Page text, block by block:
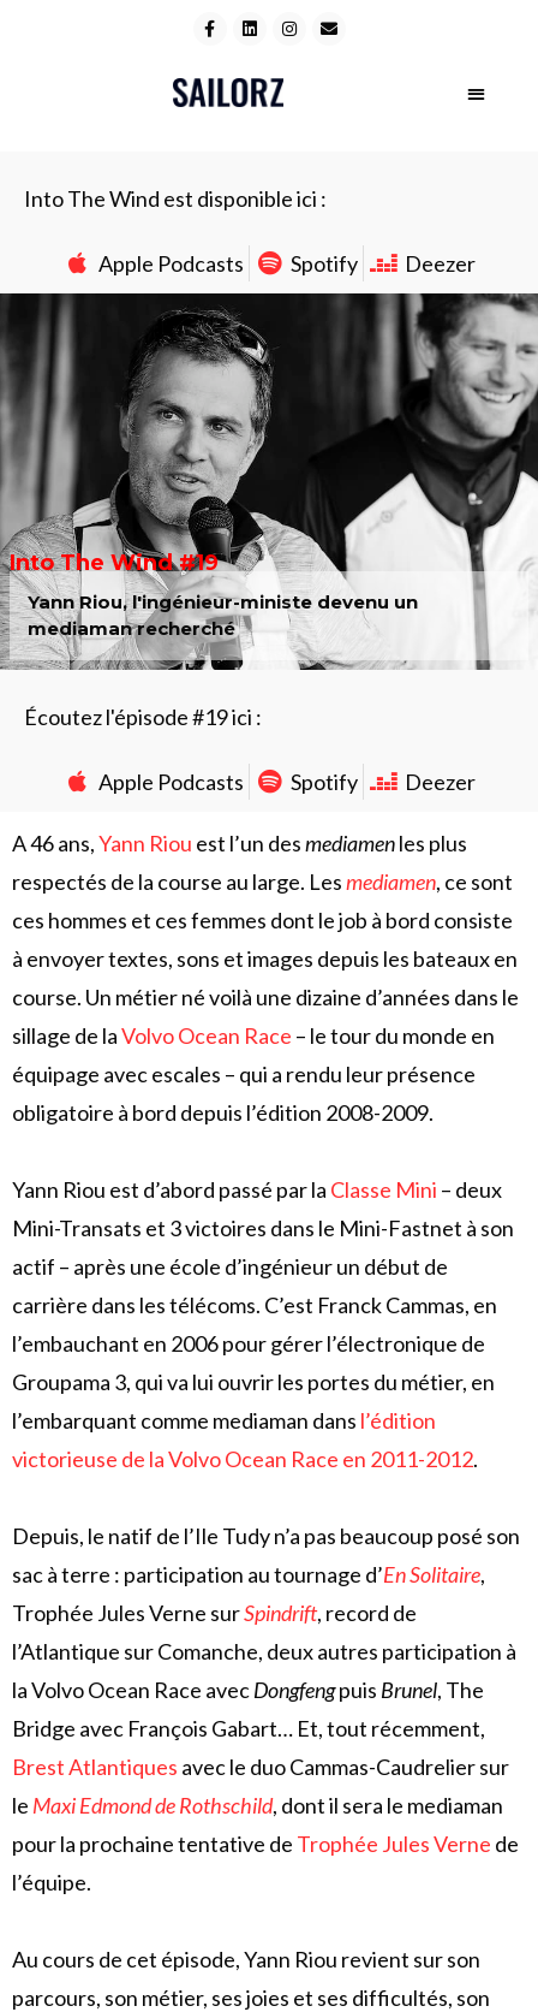
Into The Wind est disponible ici :
Apple Podcasts Spotify Deezer
Into The Wind #19
Yann Riou, l'ingénieur-ministe devenu un
mediaman recherché
Écoutez l'épisode #19 ici :
Apple Podcasts Spotify Deezer
A 46 ans,Yann Riou est l’un desmediamenles plus
respectés de la course au large. Lesmediamen, ce sont
ces hommes et ces femmes dont le job à bord consiste
à envoyer textes, sons et images depuis les bateaux en
course. Un métier né voilà une dizaine d’années dans le
sillage de laVolvo Ocean Race – le tour du monde en
équipage avec escales – qui a rendu leur présence
obligatoire à bord depuis l’édition 2008-2009.
Yann Riou est d’abord passé par la Classe Mini – deux
Mini-Transats et 3 victoires dans le Mini-Fastnet à son
actif – après une école d’ingénieur un début de
carrière dans les télécoms. C’est Franck Cammas, en
l’embauchant en 2006 pour gérer l’électronique de
Groupama 3, qui va lui ouvrir les portes du métier, en
l’embarquant comme mediaman dans l’édition
victorieuse de la Volvo Ocean Race en 2011-2012.
Depuis, le natif de l’Ile Tudy n’a pas beaucoup posé son
sac à terre : participation au tournage d’En Solitaire,
Trophée Jules Verne surSpindrift, record de
l’Atlantique surComanche, deux autres participation à
la Volvo Ocean Race avecDongfengpuis Brunel, The
Bridge avec François Gabart… Et, tout récemment,
Brest Atlantiques avec le duo Cammas-Caudrelier sur
le Maxi Edmond de Rothschild, dont il sera le mediaman
pour la prochaine tentative de Trophée Jules Verne de
l’équipe.
Au cours de cet épisode, Yann Riou revient sur son
parcours, son métier, ses joies et ses difficultés, son